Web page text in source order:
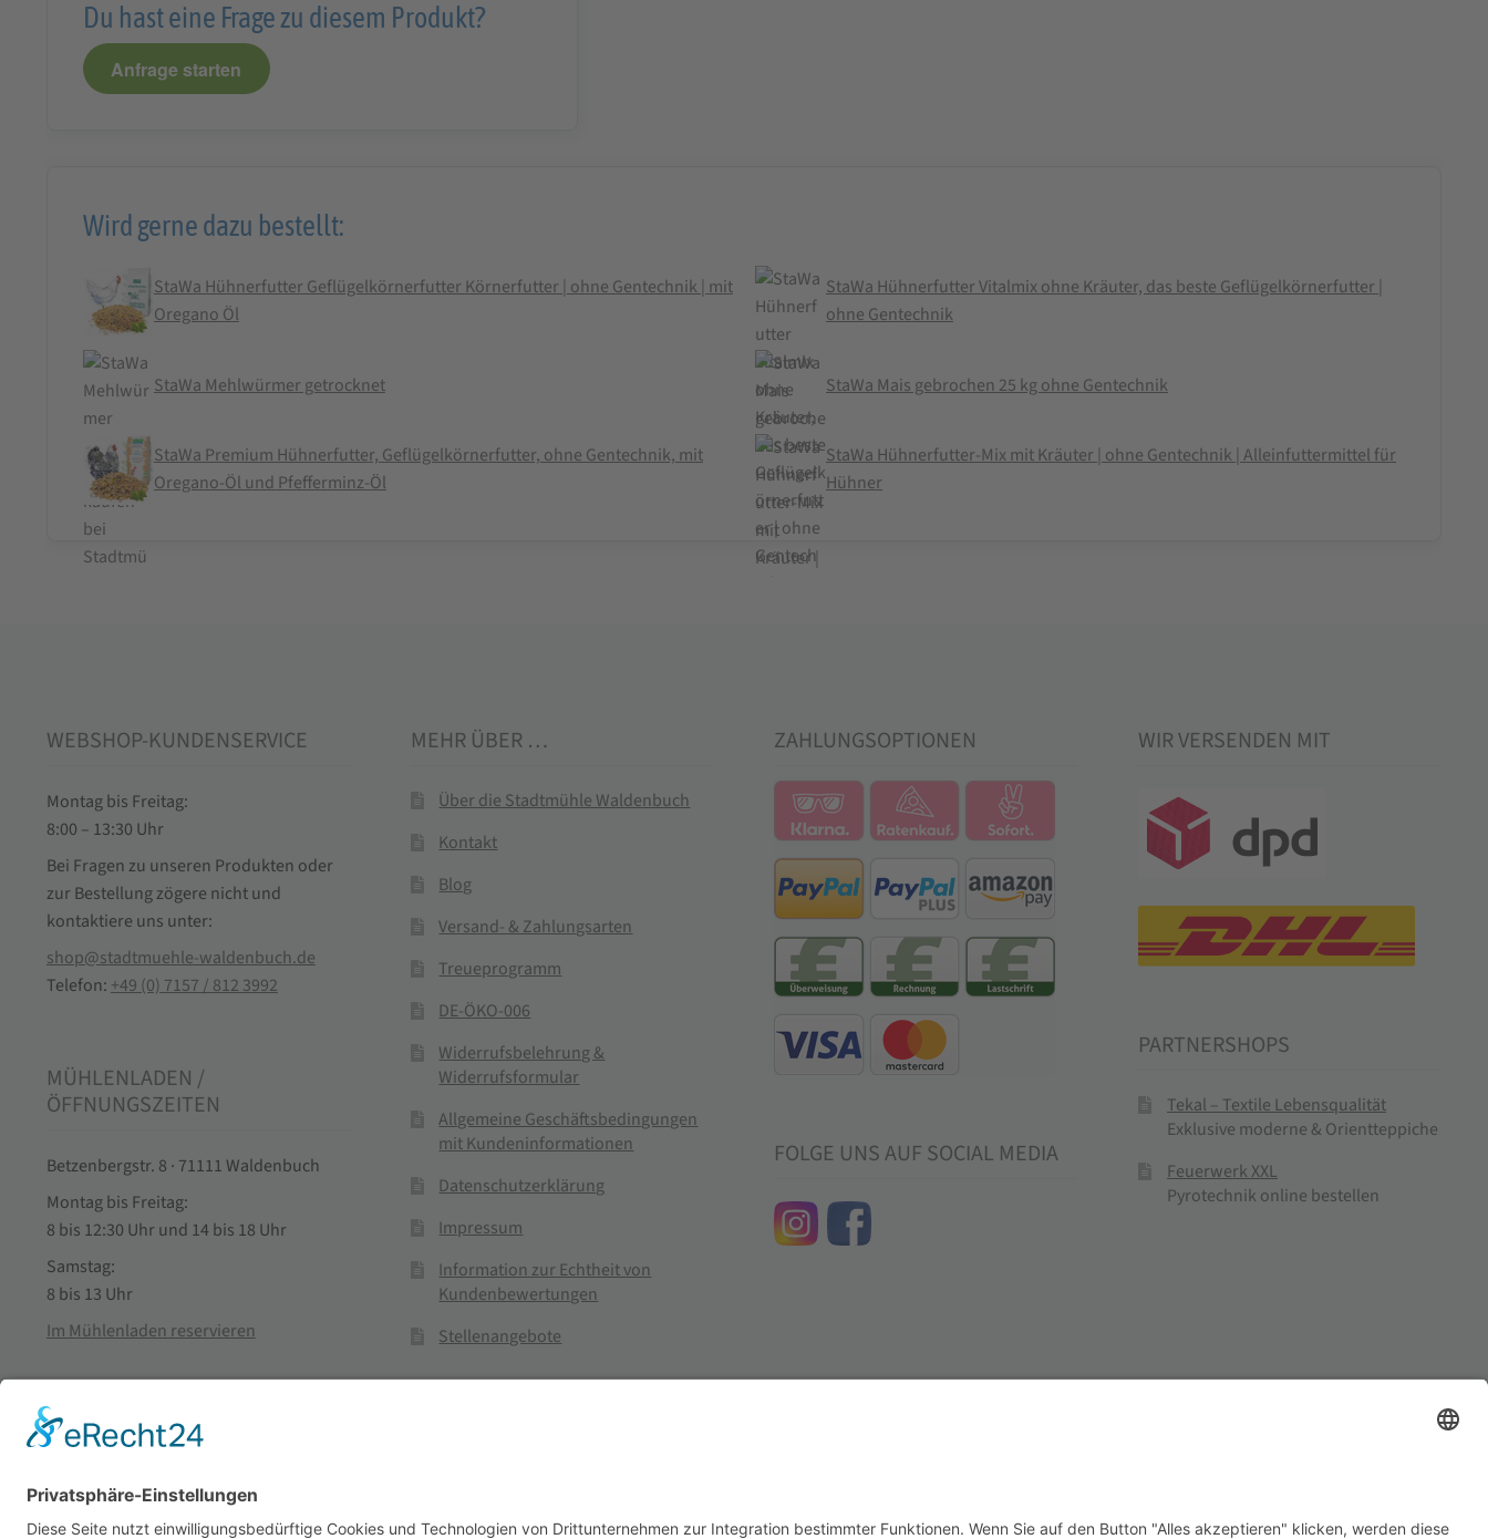
Du hast eine Frage zu diesem Produkt?
Anfrage starten
Wird gerne dazu bestellt:
StaWa Hühnerfutter Geflügelkörnerfutter Körnerfutter | ohne Gentechnik | mit
Oregano Öl
StaWa Hühnerfutter Vitalmix ohne Kräuter, das beste Geflügelkörnerfutter |
ohne Gentechnik
StaWa Mehlwürmer getrocknet StaWa Mais gebrochen 25 kg ohne Gentechnik
StaWa Premium Hühnerfutter, Geflügelkörnerfutter, ohne Gentechnik, mit
Oregano-Öl und Pfefferminz-Öl
StaWa Hühnerfutter-Mix mit Kräuter | ohne Gentechnik | Alleinfuttermittel für
Hühner
WEBSHOP-KUNDENSERVICE
Montag bis Freitag:
8:00 – 13:30 Uhr
Bei Fragen zu unseren Produkten oder
zur Bestellung zögere nicht und
kontaktiere uns unter:
shop@stadtmuehle-waldenbuch.de
Telefon: +49 (0) 7157 / 812 3992
MÜHLENLADEN /
ÖFFNUNGSZEITEN
Betzenbergstr. 8 · 71111 Waldenbuch
Montag bis Freitag:
8 bis 12:30 Uhr und 14 bis 18 Uhr
Samstag:
8 bis 13 Uhr
Im Mühlenladen reservieren
MEHR ÜBER …
Über die Stadtmühle Waldenbuch
Kontakt
Blog
Versand- & Zahlungsarten
Treueprogramm
DE-ÖKO-006
Widerrufsbelehrung &
Widerrufsformular
Allgemeine Geschäftsbedingungen
mit Kundeninformationen
Datenschutzerklärung
Impressum
Information zur Echtheit von
Kundenbewertungen
Stellenangebote
ZAHLUNGSOPTIONEN
FOLGE UNS AUF SOCIAL MEDIA
WIR VERSENDEN MIT
PARTNERSHOPS
Tekal – Textile Lebensqualität
Exklusive moderne & Orientteppiche
Feuerwerk XXL
Pyrotechnik online bestellen